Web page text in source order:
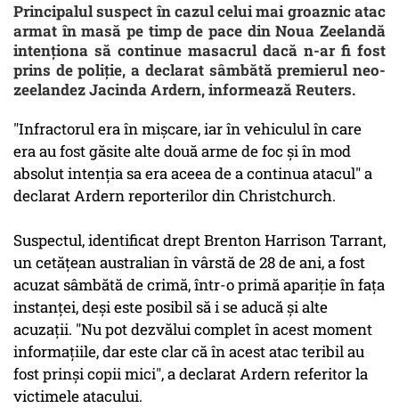
Principalul suspect în cazul celui mai groaznic atac
armat în masă pe timp de pace din Noua Zeelandă
intenţiona să continue masacrul dacă n-ar fi fost
prins de poliţie, a declarat sâmbătă premierul neo-
zeelandez Jacinda Ardern, informează Reuters.
"Infractorul era în mişcare, iar în vehiculul în care
era au fost găsite alte două arme de foc şi în mod
absolut intenţia sa era aceea de a continua atacul" a
declarat Ardern reporterilor din Christchurch.
Suspectul, identificat drept Brenton Harrison Tarrant,
un cetăţean australian în vârstă de 28 de ani, a fost
acuzat sâmbătă de crimă, într-o primă apariţie în faţa
instanţei, deşi este posibil să i se aducă şi alte
acuzaţii. "Nu pot dezvălui complet în acest moment
informaţiile, dar este clar că în acest atac teribil au
fost prinşi copii mici", a declarat Ardern referitor la
victimele atacului.